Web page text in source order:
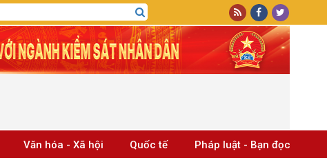
Văn hóa - Xã hội Quốc tế Pháp luật - Bạn đọc